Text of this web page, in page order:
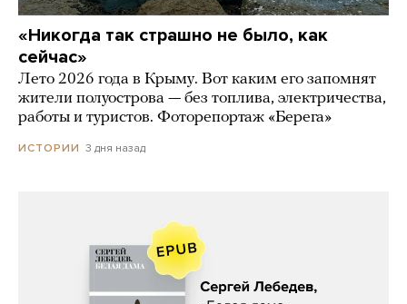
«Никогда так страшно не было, как
сейчас»
Лето 2026 года в Крыму. Вот каким его запомнят
жители полуострова — без топлива, электричества,
работы и туристов. Фоторепортаж «Берега»
ИСТОРИИ 3 дня назад